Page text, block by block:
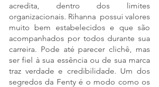
acredita, dentro dos limites
organizacionais. Rihanna  possui valores
muito bem estabelecidos e que são
acompanhados por todos durante sua
carreira. Pode até parecer clichê, mas
ser fiel à sua essência ou de sua marca
traz verdade e credibilidade. Um dos
segredos da Fenty é o modo como os